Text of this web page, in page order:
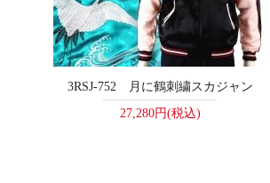
3RSJ-752 月に鶴刺繍スカジャン
27,280円(税込)